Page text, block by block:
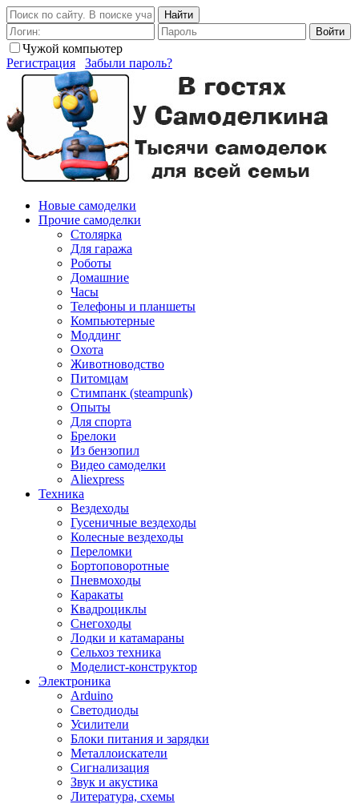
Найти
Войти
Чужой компьютер
Регистрация
Забыли пароль?
Новые самоделки
Прочие самоделки
Столярка
Для гаража
Роботы
Домашние
Часы
Телефоны и планшеты
Компьютерные
Моддинг
Охота
Животноводство
Питомцам
Стимпанк (steampunk)
Опыты
Для спорта
Брелоки
Из бензопил
Видео самоделки
Aliexpress
Техника
Вездеходы
Гусеничные вездеходы
Колесные вездеходы
Переломки
Бортоповоротные
Пневмоходы
Каракаты
Квадроциклы
Снегоходы
Лодки и катамараны
Сельхоз техника
Моделист-конструктор
Электроника
Arduino
Светодиоды
Усилители
Блоки питания и зарядки
Металлоискатели
Сигнализация
Звук и акустика
Литература, схемы